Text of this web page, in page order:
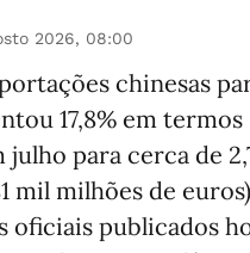
2026, 08:00
chinesas
17,8% em termos
para cerca de
mil milhões de
oficiais publicados